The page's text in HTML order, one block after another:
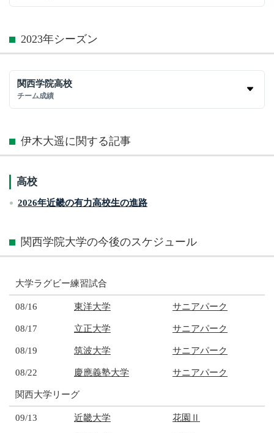
2023年シーズン
関西学院高校
チーム成績
伊木大遥に関する記事
高校
2026年近畿の有力高校生の進路
関西学院大学の今後のスケジュール
大学ラグビー練習試合
08/16 東洋大学 サニアパーク
08/17 立正大学 サニアパーク
08/19 筑波大学 サニアパーク
08/22 慶應義塾大学 サニアパーク
関西大学リーグ
09/13 近畿大学 花園Ⅱ